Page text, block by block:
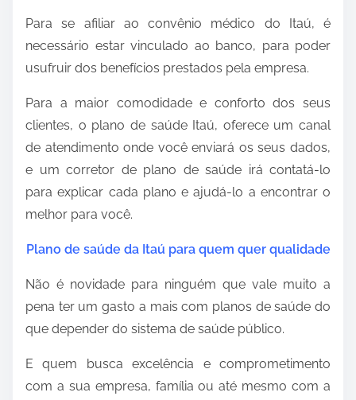
Para se afiliar ao convênio médico do Itaú, é
necessário estar vinculado ao banco, para poder
usufruir dos benefícios prestados pela empresa.
Para a maior comodidade e conforto dos seus
clientes, o plano de saúde Itaú, oferece um canal
de atendimento onde você enviará os seus dados,
e um corretor de plano de saúde irá contatá-lo
para explicar cada plano e ajudá-lo a encontrar o
melhor para você.
Plano de saúde da Itaú para quem quer qualidade
Não é novidade para ninguém que vale muito a
pena ter um gasto a mais com planos de saúde do
que depender do sistema de saúde público.
E quem busca excelência e comprometimento
com a sua empresa, família ou até mesmo com a